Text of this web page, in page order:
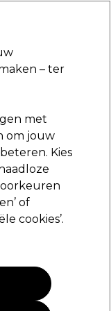
vrijdag
gewaardeerd door
tools levert het
duurzaamheid
een ergonomisch
is Panasonic de
– ter
met
om jouw
Kies
of
cookies’.